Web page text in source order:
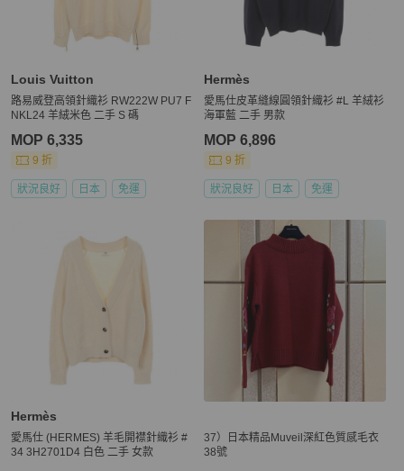
Louis Vuitton
路易威登高領針織衫 RW222W PU7 F
NKL24 羊絨米色 二手 S 碼
MOP 6,335
9 折
狀況良好 日本 免運
Hermès
愛馬仕皮革縫線圓領針織衫 #L 羊絨衫
海軍藍 二手 男款
MOP 6,896
9 折
狀況良好 日本 免運
Hermès
愛馬仕 (HERMES) 羊毛開襟針織衫 #
34 3H2701D4 白色 二手 女款
37）日本精品Muveil深紅色質感毛衣
38號